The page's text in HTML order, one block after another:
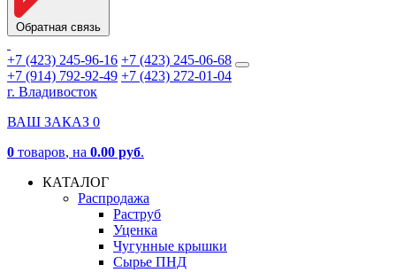
Обратная связь
+7 (423) 245-96-16 +7 (423) 245-06-68
+7 (914) 792-92-49 +7 (423) 272-01-04
г. Владивосток
ВАШ ЗАКАЗ 0
0 товаров, на 0.00 руб.
КАТАЛОГ
Распродажа
Раструб
Уценка
Чугунные крышки
Сырье ПНД